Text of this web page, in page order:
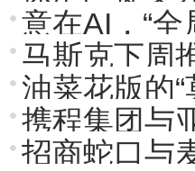
意在AI，“全
马斯克下周
油菜花版的
携程集团与
招商蛇口与